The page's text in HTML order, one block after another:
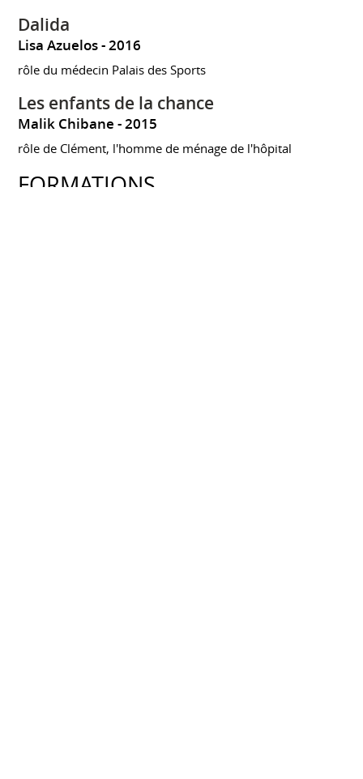
Dalida
Lisa Azuelos 2016
rôle du médecin Palais des Sports
Les enfants de la chance
Malik Chibane 2015
rôle de Clément, l'homme de ménage de l'hôpital
FORMATIONS